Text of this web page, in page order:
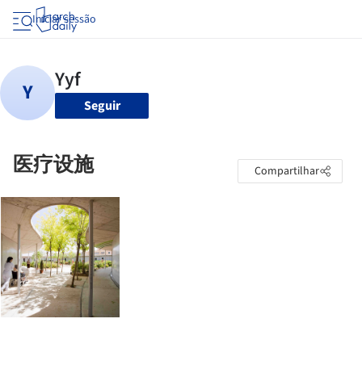
Iniciar sessão
Seguir
医疗设施 Compartilhar